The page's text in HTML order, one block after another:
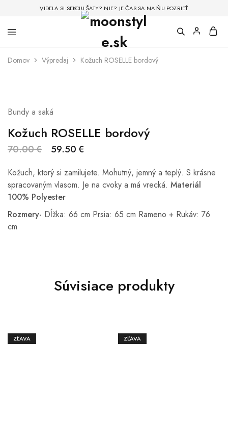
VIDELA SI SEKCIU ŠATY? NIE? JE ČAS SA NA ŇU POZRIEŤ
Domov Výpredaj Kožuch ROSELLE bordový
Bundy a saká
Kožuch ROSELLE bordový
70.00€ 59.50 €
Kožuch, ktorý si zamilujete. Mohutný, jemný a teplý. S krásne
spracovaným vlasom. Je na cvoky a má vrecká. Materiál
100% Polyester
Rozmery- Dĺžka: 66 cm Prsia: 65 cm Rameno + Rukáv: 76
cm
Súvisiace produkty
ZĽAVA ZĽAVA